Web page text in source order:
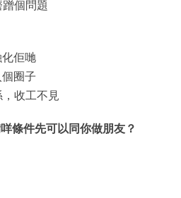
個問題
佢哋
圈子
收工不見
條件先可以同你做朋友？